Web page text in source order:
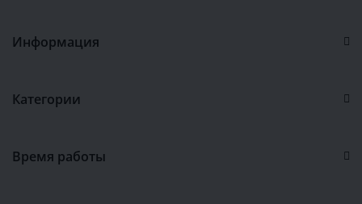
Информация
Категории
Время работы